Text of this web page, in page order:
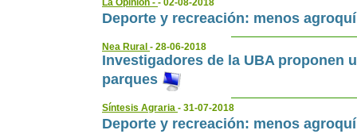
La Opinión - - 02-08-2018
Deporte y recreación: menos
Nea Rural - 28-06-2018
Investigadores de la UBA proponen
parques
Síntesis Agraria - 31-07-2018
Deporte y recreación: menos